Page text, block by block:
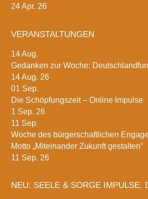
24 Apr. 26
VERANSTALTUNGEN
14Aug.
Gedanken zur Woche:
14 Aug. 26
01 Sep.
Die Schöpfungszeit – Online Impulse
1 Sep. 26
11 Sep.
Woche des bürgerschaftlichen
Motto „Miteinander Zukunft gestalten“
11 Sep. 26
NEU: SEELE & SORGE IMPULSE.